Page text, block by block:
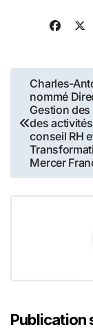
poste, Chloé
au Management
création de trois
postes
l’article
Charles-
nommé
Gestion des
des
conseil RH
Mercer
Publication